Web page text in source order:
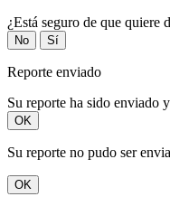
¿Está seguro de que quiere
No Sí
Reporte enviado
Su reporte ha sido enviado
OK
Su reporte no pudo ser
OK